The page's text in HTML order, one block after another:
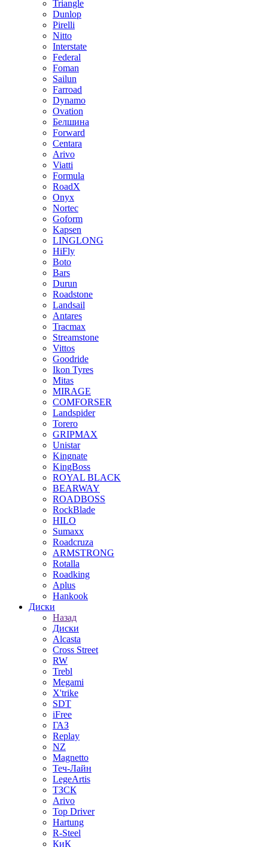
Triangle
Dunlop
Pirelli
Nitto
Interstate
Federal
Foman
Sailun
Farroad
Dynamo
Ovation
Белшина
Forward
Centara
Arivo
Viatti
Formula
RoadX
Onyx
Nortec
Goform
Kapsen
LINGLONG
HiFly
Boto
Bars
Durun
Roadstone
Landsail
Antares
Tracmax
Streamstone
Vittos
Goodride
Ikon Tyres
Mitas
MIRAGE
COMFORSER
Landspider
Torero
GRIPMAX
Unistar
Kingnate
KingBoss
ROYAL BLACK
BEARWAY
ROADBOSS
RockBlade
HILO
Sumaxx
Roadcruza
ARMSTRONG
Rotalla
Roadking
Aplus
Hankook
Диски
Назад
Диски
Alcasta
Cross Street
RW
Trebl
Megami
X'trike
SDT
iFree
ГАЗ
Replay
NZ
Magnetto
Теч-Лайн
LegeArtis
ТЗСК
Arivo
Top Driver
Hartung
R-Steel
КиК